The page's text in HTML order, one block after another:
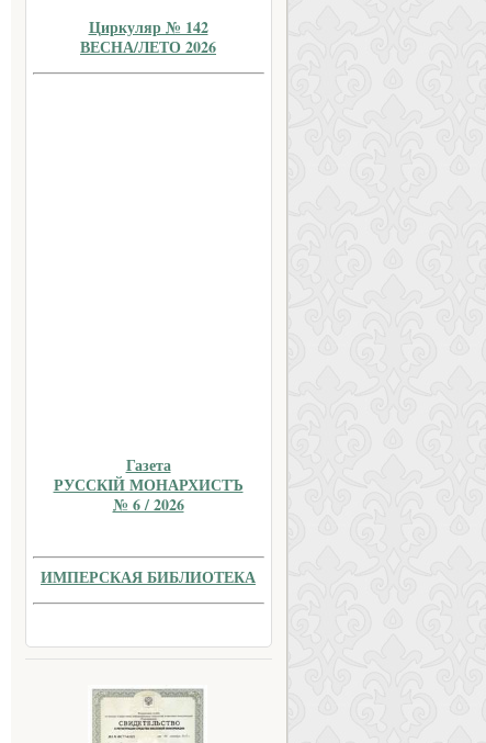
Циркуляр № 142
ВЕСНА/ЛЕТО 2026
Газета
РУССКIЙ МОНАРХИСТЪ
№ 6 / 2026
ИМПЕРСКАЯ БИБЛИОТЕКА